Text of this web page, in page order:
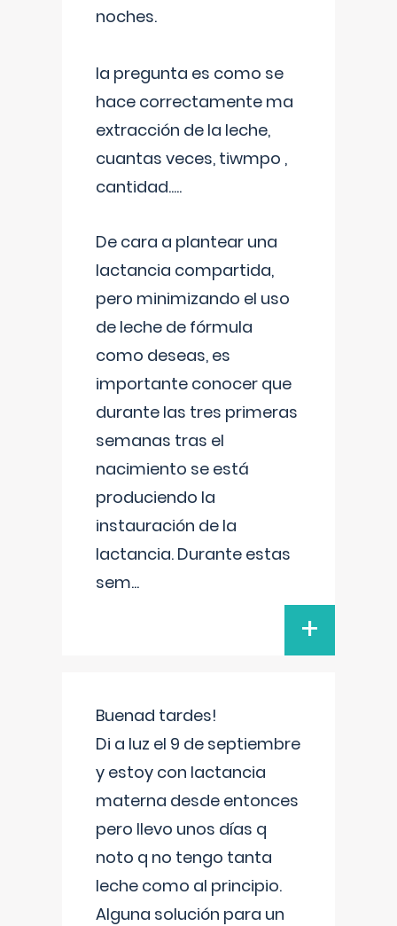
noches.
la pregunta es como se
hace correctamente ma
extracción de la leche,
cuantas veces, tiwmpo ,
cantidad.....
De cara a plantear una
lactancia compartida,
pero minimizando el uso
de leche de fórmula
como deseas, es
importante conocer que
durante las tres primeras
semanas tras el
nacimiento se está
produciendo la
instauración de la
lactancia. Durante estas
sem...
+
Buenad tardes!
Di a luz el 9 de septiembre
y estoy con lactancia
materna desde entonces
pero llevo unos días q
noto q no tengo tanta
leche como al principio.
Alguna solución para un